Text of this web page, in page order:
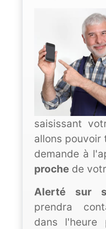
saisissant
allons
demande à
proche de
Alerté sur
prendra
dans l'heure